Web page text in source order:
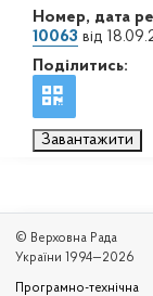
Номер, дата
10063 від
Поділитись:
Завантажити
© Верховна Рада
України 1994—2026
Програмно-технічна